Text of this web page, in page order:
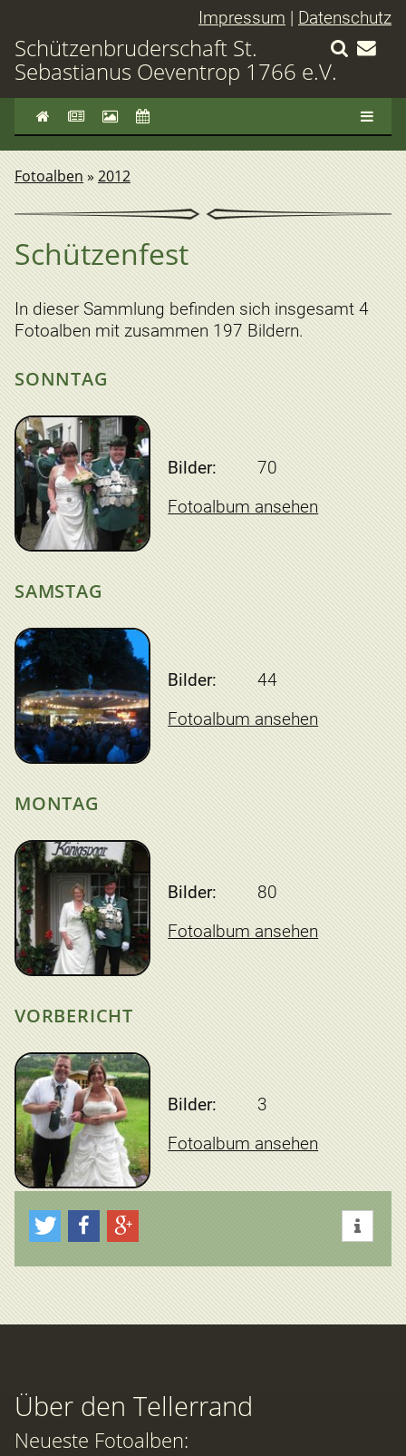
Impressum | Datenschutz
Schützenbruderschaft St.
Sebastianus Oeventrop 1766 e.V.
Fotoalben » 2012
Schützenfest
In dieser Sammlung befinden sich insgesamt 4
Fotoalben mit zusammen 197 Bildern.
SONNTAG
Bilder:
70
Fotoalbum ansehen
SAMSTAG
Bilder:
44
Fotoalbum ansehen
MONTAG
Bilder:
80
Fotoalbum ansehen
VORBERICHT
Bilder:
3
Fotoalbum ansehen
Über den Tellerrand
Neueste Fotoalben: